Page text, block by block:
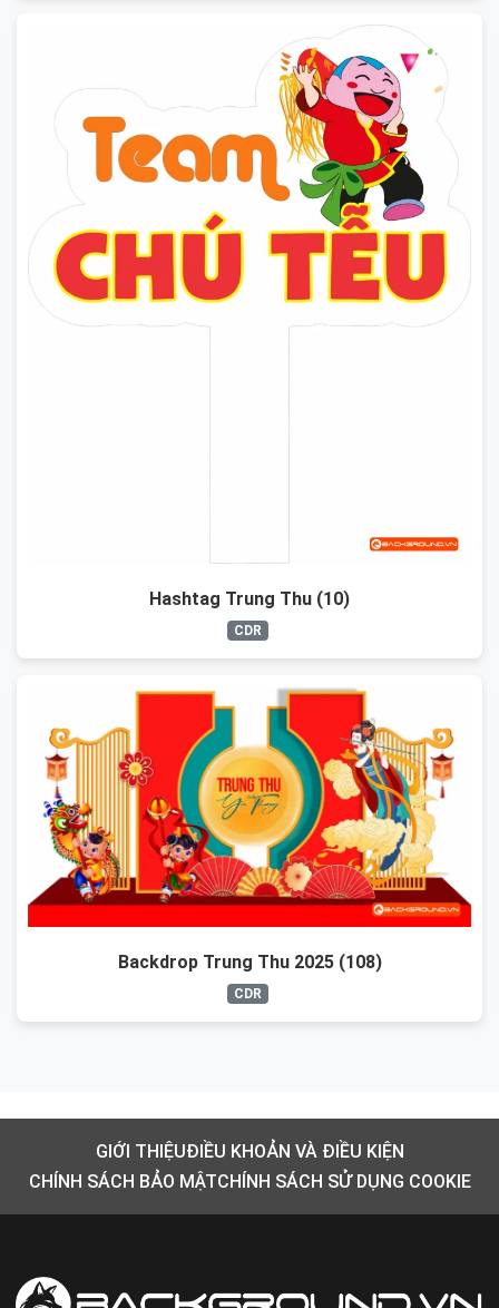
Hashtag Trung Thu (10)
CDR
Backdrop Trung Thu 2025 (108)
CDR
GIỚI THIỆUĐIỀU KHOẢN VÀ ĐIỀU KIỆN
CHÍNH SÁCH BẢO MẬTCHÍNH SÁCH SỬ DỤNG COOKIE